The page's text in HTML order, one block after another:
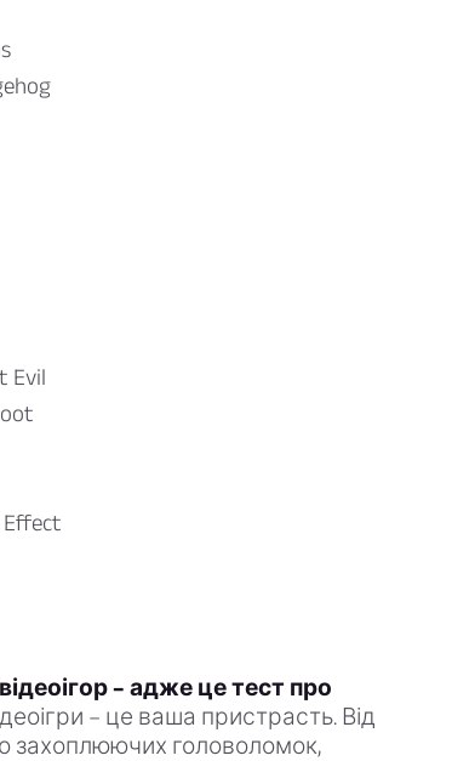
Evil
– адже це тест про
– це ваша пристрасть. Від
захоплюючих головоломок,